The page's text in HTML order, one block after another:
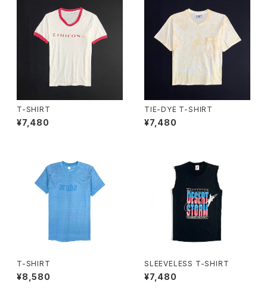
T-SHIRT
¥7,480
TIE-DYE T-SHIRT
¥7,480
T-SHIRT
¥8,580
SLEEVELESS T-SHIRT
¥7,480